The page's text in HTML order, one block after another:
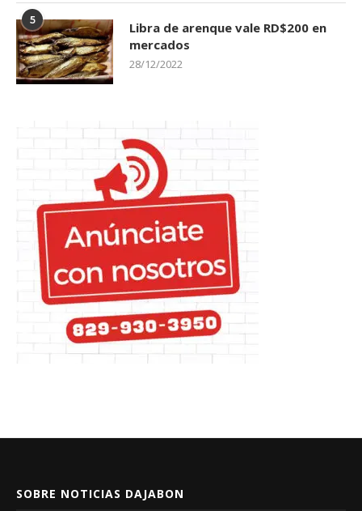
5
Libra de arenque vale RD$200 en
mercados
28/12/2022
SOBRE NOTICIAS DAJABON